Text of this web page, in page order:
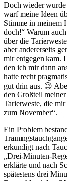
Doch wieder wurde
warf meine Ideen
Stimme in meinem
doch!“ Warum
über die
aber andererseits
mir entgegen kam.
den ich mir dann
hatte recht
gut drin aus. 😉
den Großteil
Tarierweste, die
zum November“.
Ein Problem
erkundigt nach
„Drei-Minuten-
erklärte und nach
spätestens drei